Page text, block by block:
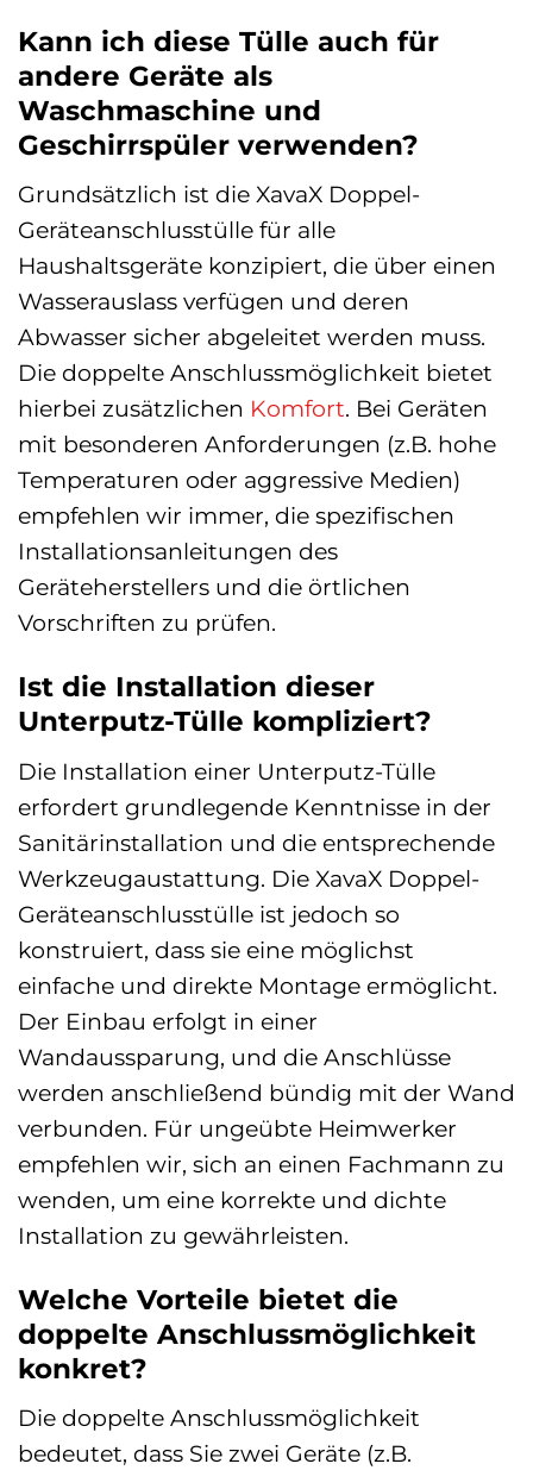
Kann ich diese Tülle auch für
andere Geräte als
Waschmaschine und
Geschirrspüler verwenden?
Grundsätzlich ist die XavaX Doppel-
Geräteanschlusstülle für alle
Haushaltsgeräte konzipiert, die über einen
Wasserauslass verfügen und deren
Abwasser sicher abgeleitet werden muss.
Die doppelte Anschlussmöglichkeit bietet
hierbei zusätzlichen Komfort. Bei Geräten
mit besonderen Anforderungen (z.B. hohe
Temperaturen oder aggressive Medien)
empfehlen wir immer, die spezifischen
Installationsanleitungen des
Geräteherstellers und die örtlichen
Vorschriften zu prüfen.
Ist die Installation dieser
Unterputz-Tülle kompliziert?
Die Installation einer Unterputz-Tülle
erfordert grundlegende Kenntnisse in der
Sanitärinstallation und die entsprechende
Werkzeugaustattung. Die XavaX Doppel-
Geräteanschlusstülle ist jedoch so
konstruiert, dass sie eine möglichst
einfache und direkte Montage ermöglicht.
Der Einbau erfolgt in einer
Wandaussparung, und die Anschlüsse
werden anschließend bündig mit der Wand
verbunden. Für ungeübte Heimwerker
empfehlen wir, sich an einen Fachmann zu
wenden, um eine korrekte und dichte
Installation zu gewährleisten.
Welche Vorteile bietet die
doppelte Anschlussmöglichkeit
konkret?
Die doppelte Anschlussmöglichkeit
bedeutet, dass Sie zwei Geräte (z.B.